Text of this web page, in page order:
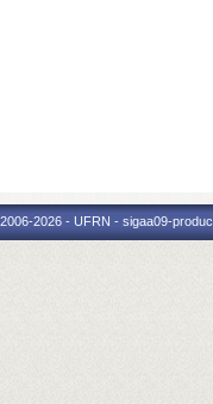
2026 - UFRN - sigaa09-